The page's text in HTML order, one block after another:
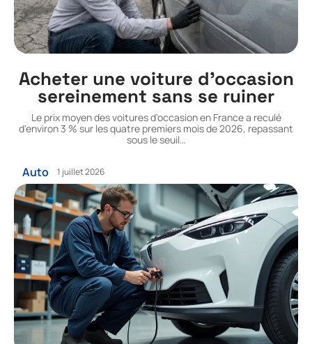
Acheter une voiture d’occasion
sereinement sans se ruiner
Le prix moyen des voitures d'occasion en France a reculé
d'environ 3 % sur les quatre premiers mois de 2026, repassant
sous le seuil…
Auto 1 juillet 2026